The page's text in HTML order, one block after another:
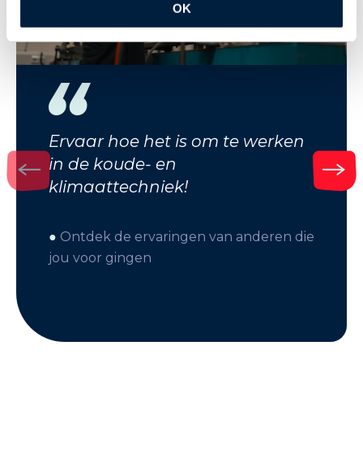
OK
Ervaar hoe het is om te werken
in de koude- en
klimaattechniek!
● Ontdek de ervaringen van anderen die
jou voor gingen